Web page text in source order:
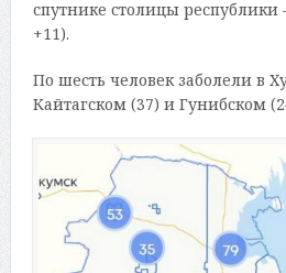
спутнике столицы республики
+11).
По шесть человек заболели в
Кайтагском (37) и Гунибском